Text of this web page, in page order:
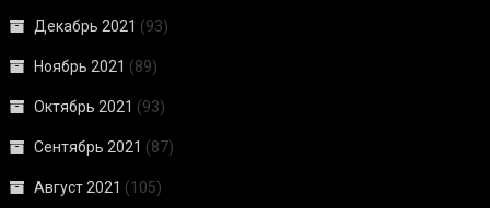
Декабрь 2021 (93)
Ноябрь 2021 (89)
Октябрь 2021 (93)
Сентябрь 2021 (87)
Август 2021 (105)